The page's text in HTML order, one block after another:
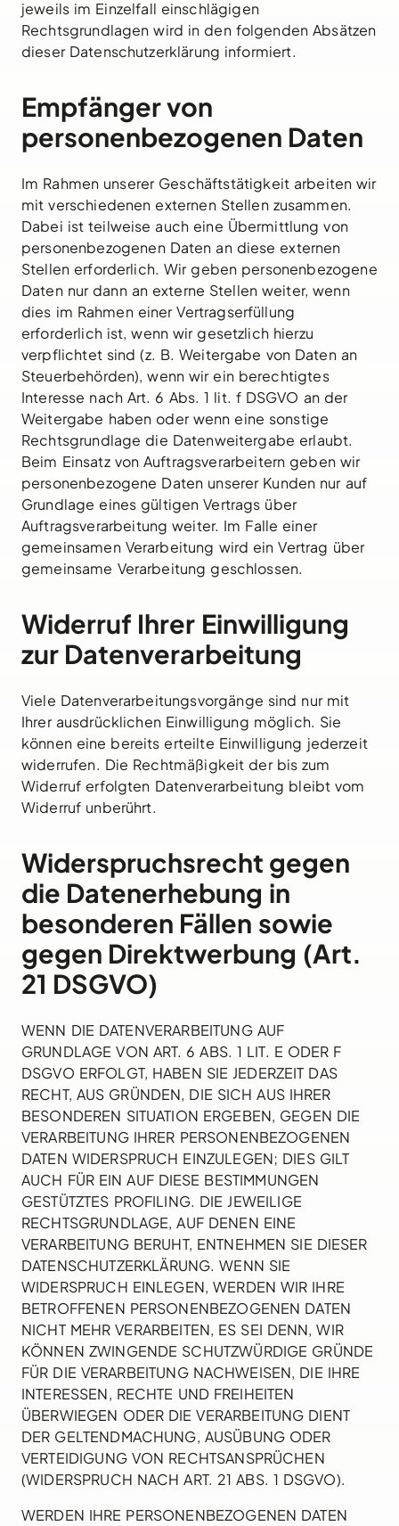
jeweils im Einzelfall einschlägigen
Rechtsgrundlagen wird in den folgenden Absätzen
dieser Datenschutzerklärung informiert.
Empfänger von
personenbezogenen Daten
Im Rahmen unserer Geschäftstätigkeit arbeiten wir
mit verschiedenen externen Stellen zusammen.
Dabei ist teilweise auch eine Übermittlung von
personenbezogenen Daten an diese externen
Stellen erforderlich. Wir geben personenbezogene
Daten nur dann an externe Stellen weiter, wenn
dies im Rahmen einer Vertragserfüllung
erforderlich ist, wenn wir gesetzlich hierzu
verpflichtet sind (z. B. Weitergabe von Daten an
Steuerbehörden), wenn wir ein berechtigtes
Interesse nach Art. 6 Abs. 1 lit. f DSGVO an der
Weitergabe haben oder wenn eine sonstige
Rechtsgrundlage die Datenweitergabe erlaubt.
Beim Einsatz von Auftragsverarbeitern geben wir
personenbezogene Daten unserer Kunden nur auf
Grundlage eines gültigen Vertrags über
Auftragsverarbeitung weiter. Im Falle einer
gemeinsamen Verarbeitung wird ein Vertrag über
gemeinsame Verarbeitung geschlossen.
Widerruf Ihrer Einwilligung
zur Datenverarbeitung
Viele Datenverarbeitungsvorgänge sind nur mit
Ihrer ausdrücklichen Einwilligung möglich. Sie
können eine bereits erteilte Einwilligung jederzeit
widerrufen. Die Rechtmäßigkeit der bis zum
Widerruf erfolgten Datenverarbeitung bleibt vom
Widerruf unberührt.
Widerspruchsrecht gegen
die Datenerhebung in
besonderen Fällen sowie
gegen Direktwerbung (Art.
21 DSGVO)
WENN DIE DATENVERARBEITUNG AUF
GRUNDLAGE VON ART. 6 ABS. 1 LIT. E ODER F
DSGVO ERFOLGT, HABEN SIE JEDERZEIT DAS
RECHT, AUS GRÜNDEN, DIE SICH AUS IHRER
BESONDEREN SITUATION ERGEBEN, GEGEN DIE
VERARBEITUNG IHRER PERSONENBEZOGENEN
DATEN WIDERSPRUCH EINZULEGEN; DIES GILT
AUCH FÜR EIN AUF DIESE BESTIMMUNGEN
GESTÜTZTES PROFILING. DIE JEWEILIGE
RECHTSGRUNDLAGE, AUF DENEN EINE
VERARBEITUNG BERUHT, ENTNEHMEN SIE DIESER
DATENSCHUTZERKLÄRUNG. WENN SIE
WIDERSPRUCH EINLEGEN, WERDEN WIR IHRE
BETROFFENEN PERSONENBEZOGENEN DATEN
NICHT MEHR VERARBEITEN, ES SEI DENN, WIR
KÖNNEN ZWINGENDE SCHUTZWÜRDIGE GRÜNDE
FÜR DIE VERARBEITUNG NACHWEISEN, DIE IHRE
INTERESSEN, RECHTE UND FREIHEITEN
ÜBERWIEGEN ODER DIE VERARBEITUNG DIENT
DER GELTENDMACHUNG, AUSÜBUNG ODER
VERTEIDIGUNG VON RECHTSANSPRÜCHEN
(WIDERSPRUCH NACH ART. 21 ABS. 1 DSGVO).
WERDEN IHRE PERSONENBEZOGENEN DATEN